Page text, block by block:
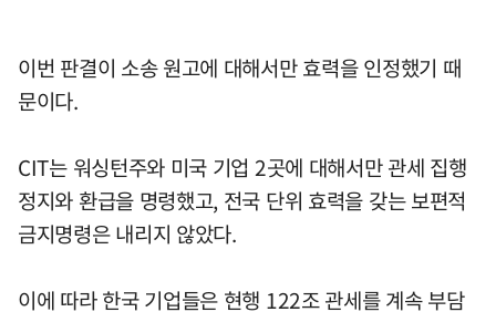
이번 판결이 소송 원고에 대해서만 효력을 인정했기 때
문이다.
CIT는 워싱턴주와 미국 기업 2곳에 대해서만 관세 집행
정지와 환급을 명령했고, 전국 단위 효력을 갖는 보편적
금지명령은 내리지 않았다.
이에 따라 한국 기업들은 현행 122조 관세를 계속 부담